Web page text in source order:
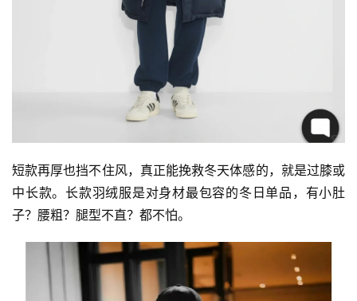
短款再厚也挡不住风，真正能挽救冬天体感的，就是过膝或
中长款。长款羽绒服是对身材最包容的冬日单品，有小肚
子？腰粗？腿型不直？都不怕。